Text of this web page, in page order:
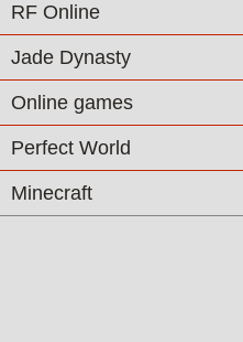
RF Online
Jade Dynasty
Online games
Perfect World
Minecraft